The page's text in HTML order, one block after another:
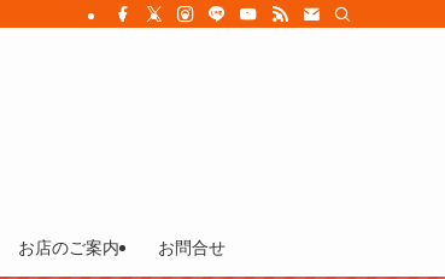
お店のご案内 お問合せ